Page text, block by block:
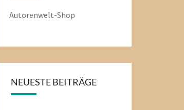
Autorenwelt-Shop
NEUESTE BEITRÄGE